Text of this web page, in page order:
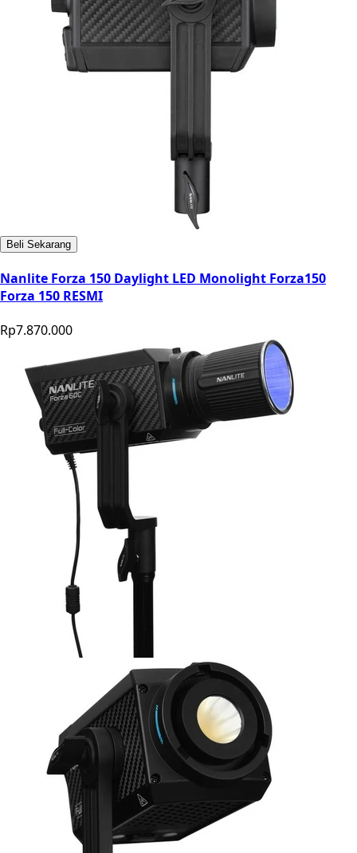
Beli Sekarang
Nanlite Forza 150 Daylight LED Monolight Forza150
Forza 150 RESMI
Rp7.870.000